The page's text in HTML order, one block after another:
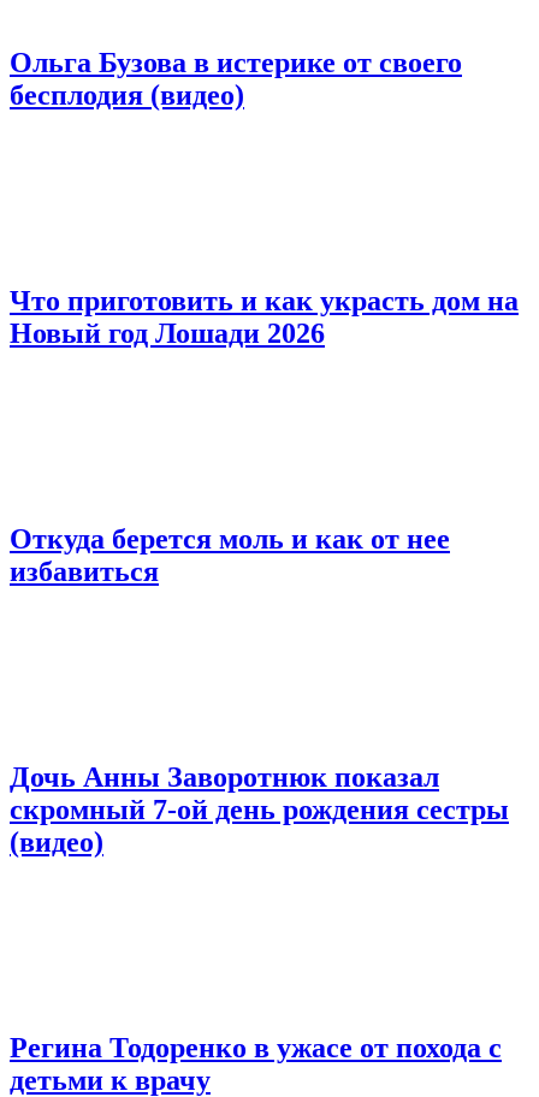
Ольга Бузова в истерике от своего
бесплодия (видео)
Что приготовить и как украсть дом на
Новый год Лошади 2026
Откуда берется моль и как от нее
избавиться
Дочь Анны Заворотнюк показал
скромный 7-ой день рождения сестры
(видео)
Регина Тодоренко в ужасе от похода с
детьми к врачу